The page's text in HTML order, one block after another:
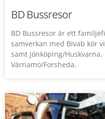
BD Bussresor
BD Bussresor är ett
samverkan med Bivab kör
samt Jönköping/
Värnamo/Forsheda.